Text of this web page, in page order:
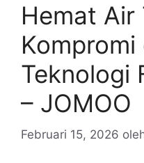
Hemat Air
Teknologi
– JOMOO
Februari 15, 2026